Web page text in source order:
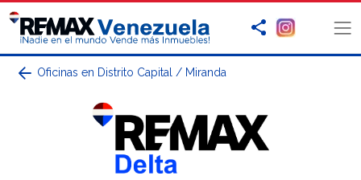
Oficinas en Distrito Capital / Miranda